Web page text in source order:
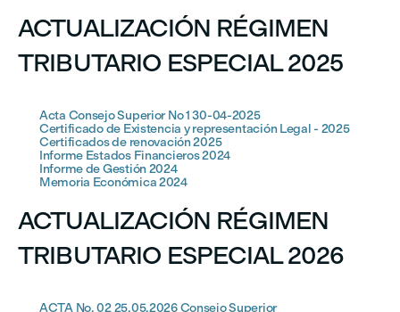
ACTUALIZACIÓN RÉGIMEN
TRIBUTARIO ESPECIAL 2025
Acta Consejo Superior No 1 30-04-2025
Certificado de Existencia y representación Legal - 2025
Certificados de renovación 2025
Informe Estados Financieros 2024
Informe de Gestión 2024
Memoria Económica 2024
ACTUALIZACIÓN RÉGIMEN
TRIBUTARIO ESPECIAL 2026
ACTA No. 02 25.05.2026 Consejo Superior